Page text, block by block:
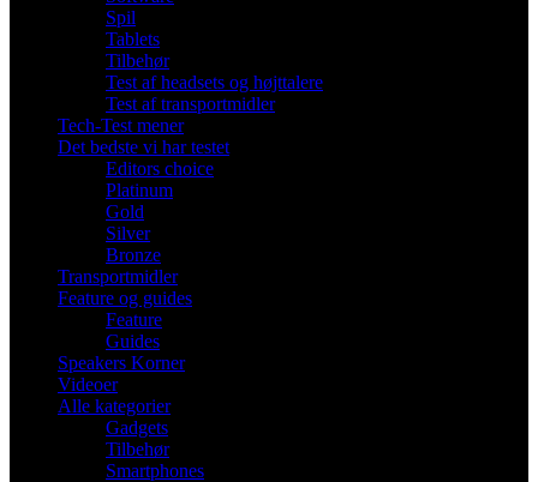
Spil
Tablets
Tilbehør
Test af headsets og højttalere
Test af transportmidler
Tech-Test mener
Det bedste vi har testet
Editors choice
Platinum
Gold
Silver
Bronze
Transportmidler
Feature og guides
Feature
Guides
Speakers Korner
Videoer
Alle kategorier
Gadgets
Tilbehør
Smartphones